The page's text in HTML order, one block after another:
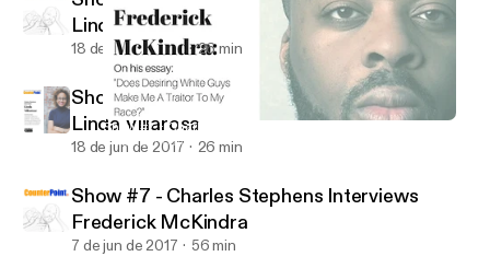
Show #7 - Charles Stephens Interviews Frederick McKindra
Counter Point
Linda Villarosa
18 de jun de 2017 26 min
Show #8 - Charles Stephens Interviews
Linda Villarosa
18 de jun de 2017 26 min
Show #7 - Charles Stephens Interviews
Frederick McKindra
7 de jun de 2017 56 min